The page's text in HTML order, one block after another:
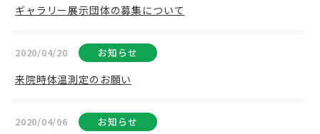
ギャラリー展示団体の募集について
2020/04/20 お知らせ
来院時体温測定のお願い
2020/04/06 お知らせ